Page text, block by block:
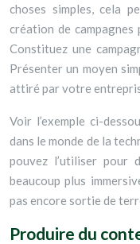
choses simples, cela
création de
Constituez une
Présenter un moyen
attiré par votre
Voir l’exemple ci-
dans le monde de la
pouvez l’utiliser pour
beaucoup plus
pas encore sortie de
Produire du